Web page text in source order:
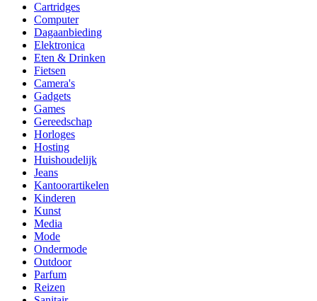
Cartridges
Computer
Dagaanbieding
Elektronica
Eten & Drinken
Fietsen
Camera's
Gadgets
Games
Gereedschap
Horloges
Hosting
Huishoudelijk
Jeans
Kantoorartikelen
Kinderen
Kunst
Media
Mode
Ondermode
Outdoor
Parfum
Reizen